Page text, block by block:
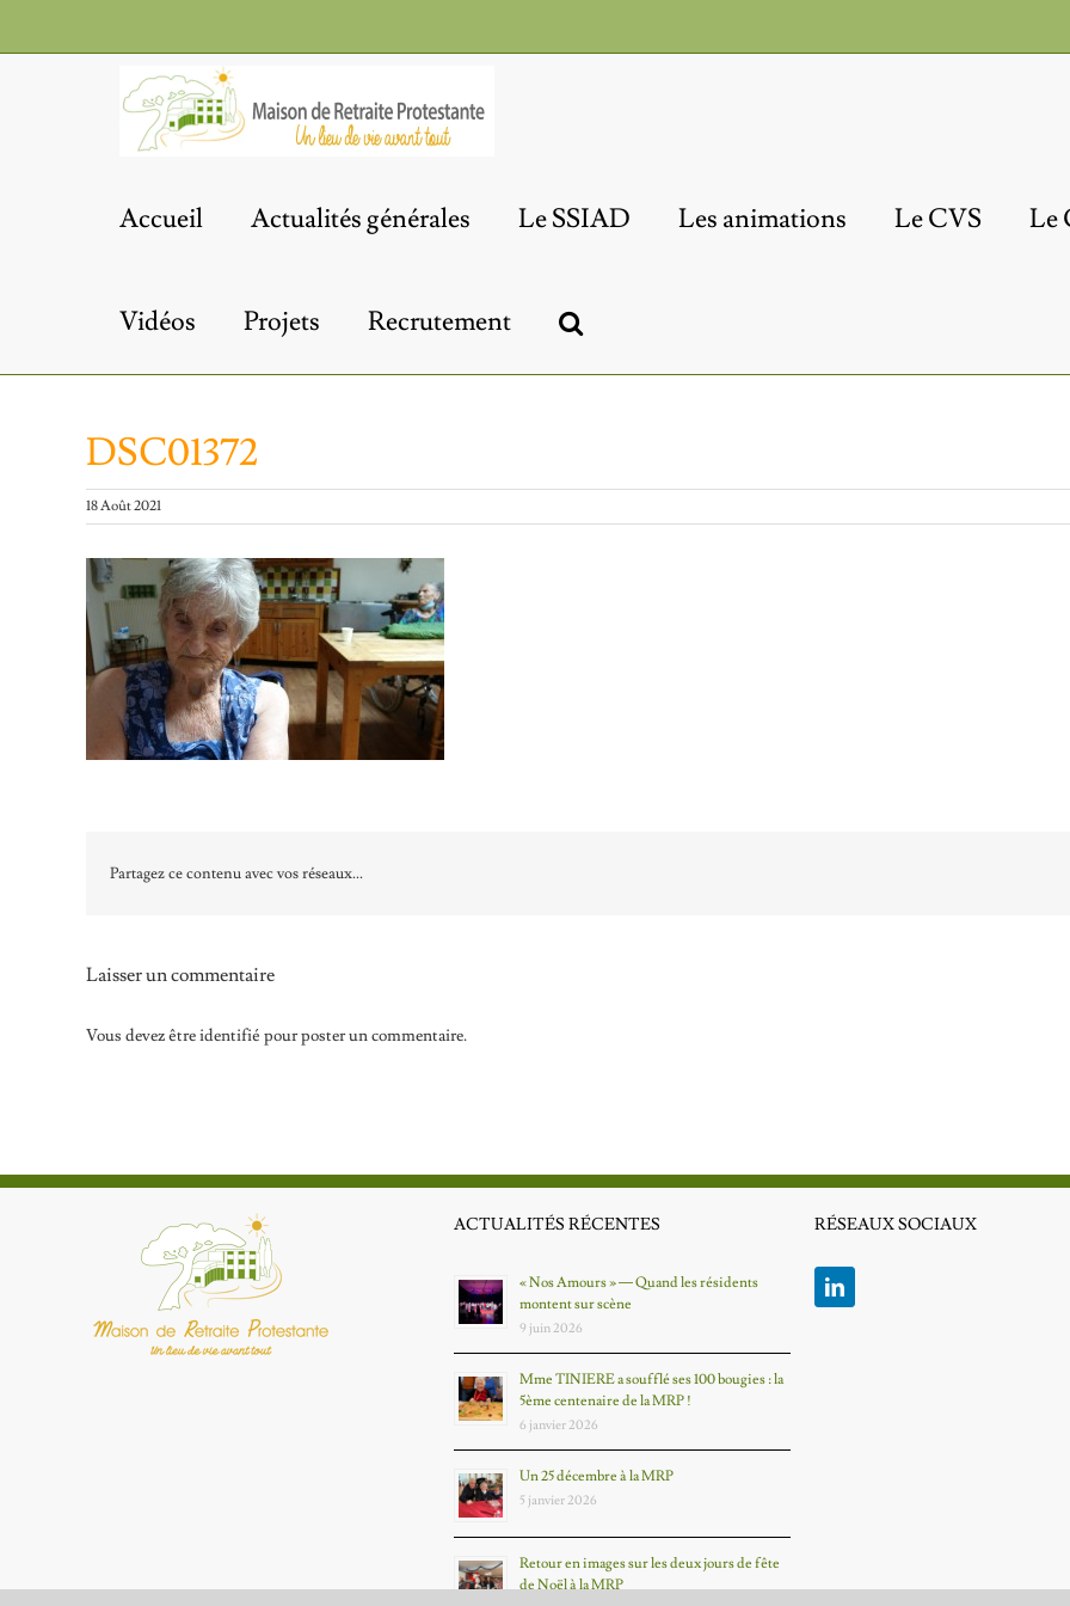
contenu
Accueil Actualités générales Le SSIAD Les animations Le CVS Le
Vidéos Projets Recrutement
DSC01372
18 Août 2021
Partagez ce contenu avec vos réseaux...
Laisser un commentaire
Vous devez êtreidentifié pour poster un commentaire.
ACTUALITÉS RÉCENTES
« Nos Amours » — Quand les résidents
montent sur scène
9 juin 2026
Mme TINIERE a soufflé ses 100 bougies : la
5ème centenaire de la MRP !
6 janvier 2026
Un 25 décembre à la MRP
5 janvier 2026
Retour en images sur les deux jours de fête
de Noël à la MRP
RÉSEAUX SOCIAUX